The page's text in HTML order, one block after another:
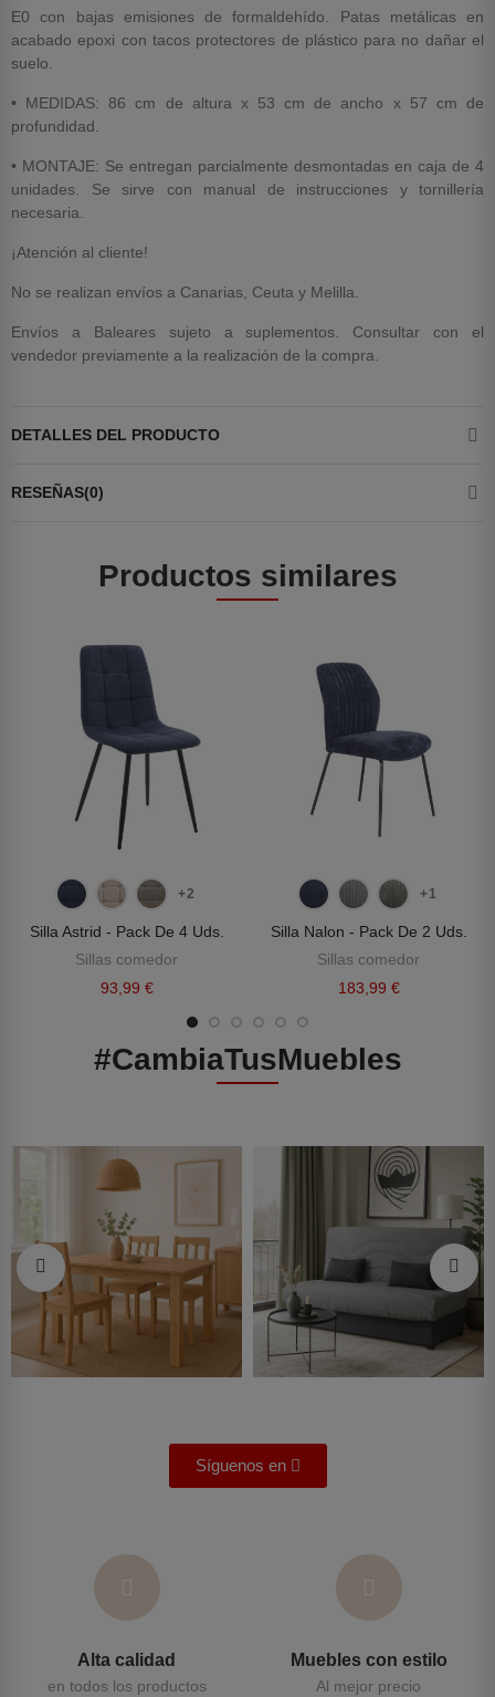
E0 con bajas emisiones de formaldehído. Patas metálicas en
acabado epoxi con tacos protectores de plástico para no dañar el
suelo.
• MEDIDAS: 86 cm de altura x 53 cm de ancho x 57 cm de
profundidad.
• MONTAJE: Se entregan parcialmente desmontadas en caja de 4
unidades. Se sirve con manual de instrucciones y tornillería
necesaria.
¡Atención al cliente!
No se realizan envíos a Canarias, Ceuta y Melilla.
Envíos a Baleares sujeto a suplementos. Consultar con el
vendedor previamente a la realización de la compra.
DETALLES DEL PRODUCTO
RESEÑAS(0)
Productos similares
+2
Silla Astrid - Pack De 4 Uds.
Sillas comedor
93,99 €
+1
Silla Nalon - Pack De 2 Uds.
Sillas comedor
183,99 €
#CambiaTusMuebles
Síguenos en
Alta calidad
en todos los productos
Muebles con estilo
Al mejor precio